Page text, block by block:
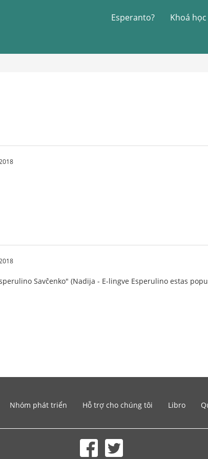
Esperanto? Khoá học
Savĉenko" (Nadija - E-lingve Esperulino estas
Nhóm phát triển Hỗ trợ cho chúng tôi Libro